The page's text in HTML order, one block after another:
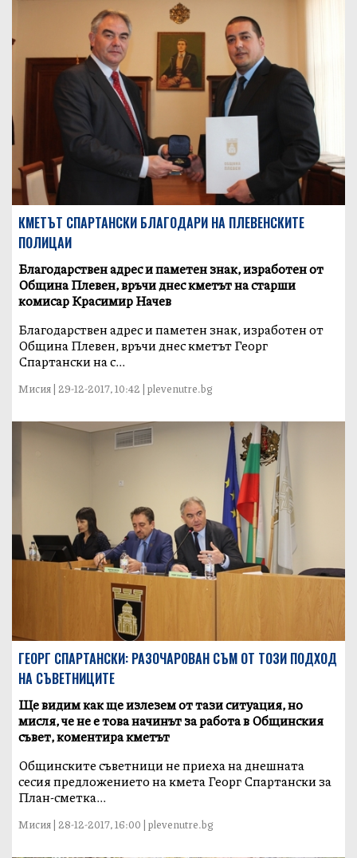
КМЕТЪТ СПАРТАНСКИ БЛАГОДАРИ НА ПЛЕВЕНСКИТЕ
ПОЛИЦАИ
Благодарствен адрес и паметен знак, изработен от
Община Плевен, връчи днес кметът на старши
комисар Красимир Начев
Благодарствен адрес и паметен знак, изработен от
Община Плевен, връчи днес кметът Георг
Спартански на с...
Мисия | 29-12-2017, 10:42 | plevenutre.bg
ГЕОРГ СПАРТАНСКИ: РАЗОЧАРОВАН СЪМ ОТ ТОЗИ ПОДХОД
НА СЪВЕТНИЦИТЕ
Ще видим как ще излезем от тази ситуация, но
мисля, че не е това начинът за работа в Общинския
съвет, коментира кметът
Общинските съветници не приеха на днешната
сесия предложението на кмета Георг Спартански за
План-сметка...
Мисия | 28-12-2017, 16:00 | plevenutre.bg